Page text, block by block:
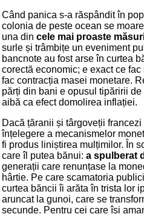
Când panica s-a răspândit în
colonia de peste ocean se
una din cele mai proaste
surle și trâmbițe un eveniment
bancnote au fost arse în curtea
corectă economic; e exact ce
fac contracția masei monetare.
părți din bani e opusul tipăririi
aibă ca efect domolirea inflației.
Dacă țăranii și târgoveții
înțelegere a mecanismelor
fi produs liniștirea mulțimilor. În
care îl putea bănui: a spulberat
generații care renunțase la
hârtie. Pe care scamatoria
curtea băncii îi arăta în trista lor
aruncat la gunoi, care se
secunde. Pentru cei care își